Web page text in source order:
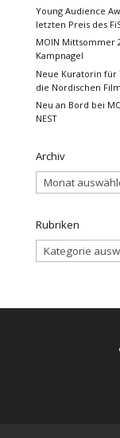
Young Audience
letzten Preis des
MOIN Mittsommer
Kampnagel
Neue Kuratorin für
die Nordischen
Neu an Bord bei
NEST
Archiv
Archiv
Rubriken
Rubriken